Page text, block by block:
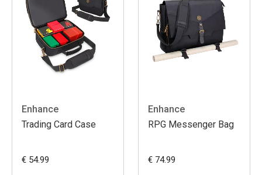
Enhance
Trading Card Case
€ 54.99
Enhance
RPG Messenger Bag
€ 74.99